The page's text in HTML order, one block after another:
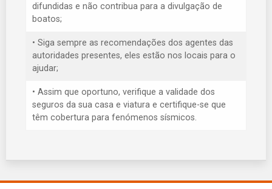
difundidas e não contribua para a divulgação de
boatos;
• Siga sempre as recomendações dos agentes das
autoridades presentes, eles estão nos locais para o
ajudar;
• Assim que oportuno, verifique a validade dos
seguros da sua casa e viatura e certifique-se que
têm cobertura para fenómenos sísmicos.